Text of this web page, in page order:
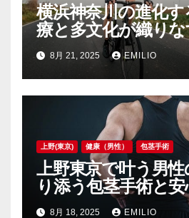
横浜神奈川の進化
療と多文化が織り
頼の泌尿器ケア
8月 21, 2025 EMILIO
上野(東京) 健康（男性） 包茎手術
上野東京で叶う男
り添う包茎手術と
療拠点
8月 18, 2025 EMILIO